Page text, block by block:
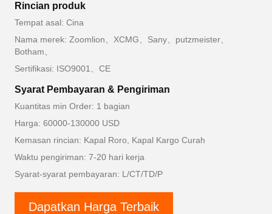
Rincian produk
Tempat asal: Cina
Nama merek: Zoomlion、XCMG、Sany、putzmeister、
Botham、
Sertifikasi: ISO9001、CE
Syarat Pembayaran & Pengiriman
Kuantitas min Order: 1 bagian
Harga: 60000-130000 USD
Kemasan rincian: Kapal Roro, Kapal Kargo Curah
Waktu pengiriman: 7-20 hari kerja
Syarat-syarat pembayaran: L/CT/TD/P
Dapatkan Harga Terbaik